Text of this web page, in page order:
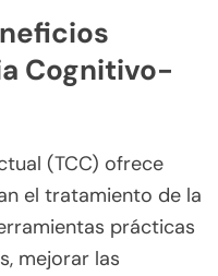
Cognitivo-
(TCC) ofrece
el tratamiento de la
prácticas
mejorar las